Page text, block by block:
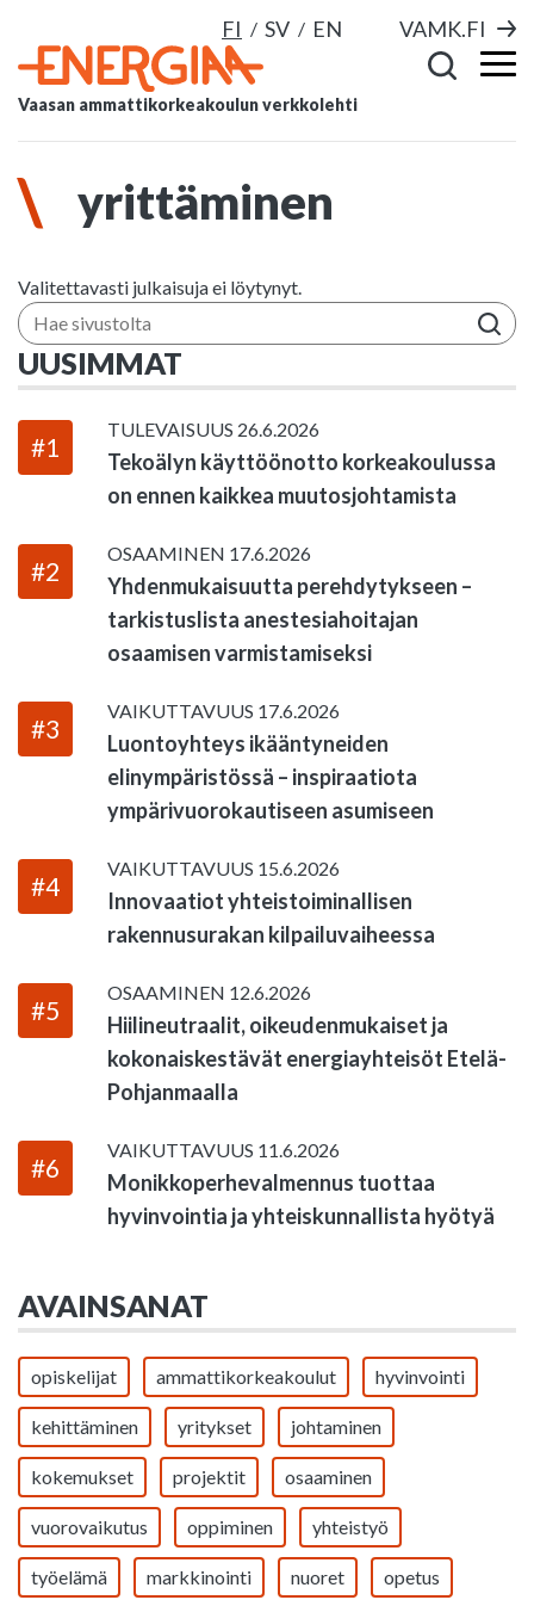
FI SV EN VAMK.FI
Vaasan ammattikorkeakoulun verkkolehti
yrittäminen
Valitettavasti julkaisuja ei löytynyt.
Hae sivustolta
UUSIMMAT
#1
TULEVAISUUS 26.6.2026
Tekoälyn käyttöönotto korkeakoulussa
on ennen kaikkea muutosjohtamista
#2
OSAAMINEN 17.6.2026
Yhdenmukaisuutta perehdytykseen –
tarkistuslista anestesiahoitajan
osaamisen varmistamiseksi
#3
VAIKUTTAVUUS 17.6.2026
Luontoyhteys ikääntyneiden
elinympäristössä – inspiraatiota
ympärivuorokautiseen asumiseen
#4
VAIKUTTAVUUS 15.6.2026
Innovaatiot yhteistoiminallisen
rakennusurakan kilpailuvaiheessa
#5
OSAAMINEN 12.6.2026
Hiilineutraalit, oikeudenmukaiset ja
kokonaiskestävät energiayhteisöt Etelä-
Pohjanmaalla
#6
VAIKUTTAVUUS 11.6.2026
Monikkoperhevalmennus tuottaa
hyvinvointia ja yhteiskunnallista hyötyä
AVAINSANAT
opiskelijat ammattikorkeakoulut hyvinvointi
kehittäminen yritykset johtaminen
kokemukset projektit osaaminen
vuorovaikutus oppiminen yhteistyö
työelämä markkinointi nuoret opetus